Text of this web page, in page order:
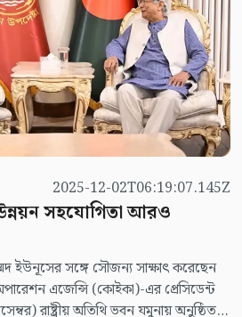
2025-12-02T06:19:07.145Z
সহযোগিতা আরও
ইউনূসের সঙ্গে সৌজন্য সাক্ষাৎ করেছেন
এজেন্সি (কোইকা)-এর প্রেসিডেন্ট
রাষ্ট্রীয় অতিথি ভবন যমুনায় অনুষ্ঠিত এ